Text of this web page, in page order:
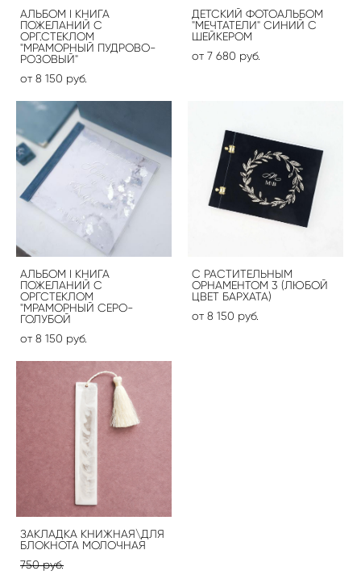
АЛЬБОМ I КНИГА
ПОЖЕЛАНИЙ С
ОРГ.СТЕКЛОМ
"МРАМОРНЫЙ ПУДРОВО-
РОЗОВЫЙ"
от 8 150 pуб.
ДЕТСКИЙ ФОТОАЛЬБОМ
"МЕЧТАТЕЛИ" СИНИЙ С
ШЕЙКЕРОМ
от 7 680 pуб.
АЛЬБОМ I КНИГА
ПОЖЕЛАНИЙ С
ОРГСТЕКЛОМ
"МРАМОРНЫЙ СЕРО-
ГОЛУБОЙ
от 8 150 pуб.
С РАСТИТЕЛЬНЫМ
ОРНАМЕНТОМ 3 (ЛЮБОЙ
ЦВЕТ БАРХАТА)
от 8 150 pуб.
ЗАКЛАДКА КНИЖНАЯ\ДЛЯ
БЛОКНОТА МОЛОЧНАЯ
750 pуб.